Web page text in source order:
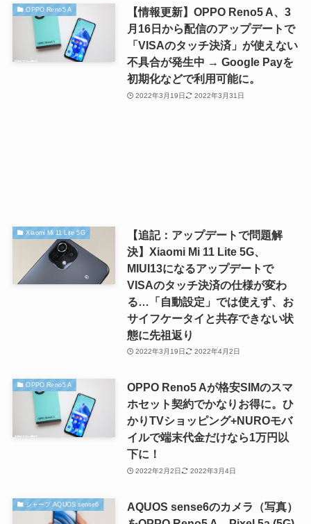
OPPO Reno5 A
【情報更新】OPPO Reno5 A、3
月16日から配信のアップデートで
「VISAのタッチ決済」が使えない
不具合が発生中 → Google Payを
初期化などで利用可能に。
2022年3月19日 2022年3月31日
Xiaomi Mi 11 Lite 5G
【追記：アップデートで問題解
決】Xiaomi Mi 11 Lite 5G、
MIUI13になるアップデートで
VISAのタッチ決済の仕様が変わ
る…「自動設定」では使えず、お
サイフケータイと共存できない状
態に先祖返り
2022年3月19日 2022年4月2日
OPPO Reno5 A
OPPO Reno5 Aが格安SIMのスマ
ホセット契約でかなりお得に。ひ
かりTVショッピング+NUROモバ
イルで端末代金だけなら1万円以
下に！
2022年2月2日 2022年3月4日
シャープ AQUOS sense6
AQUOS sense6のカメラ（写真）